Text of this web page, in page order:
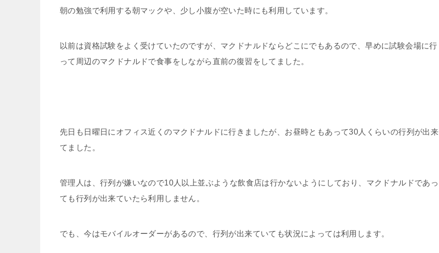
朝の勉強で利用する朝マックや、少し小腹が空いた時にも利用しています。
以前は資格試験をよく受けていたのですが、マクドナルドならどこにでもあるので、早めに試験会場に行
って周辺のマクドナルドで食事をしながら直前の復習をしてました。
先日も日曜日にオフィス近くのマクドナルドに行きましたが、お昼時ともあって30人くらいの行列が出来
てました。
管理人は、行列が嫌いなので10人以上並ぶような飲食店は行かないようにしており、マクドナルドであっ
ても行列が出来ていたら利用しません。
でも、今はモバイルオーダーがあるので、行列が出来ていても状況によっては利用します。